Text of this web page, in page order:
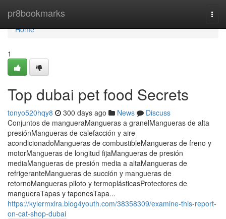
pr8bookmarks
Home
Home
1
Top dubai pet food Secrets
tonyo520hqy8 300 days ago News
Discuss
Conjuntos de mangueraMangueras a granelMangueras de alta
presiónMangueras de calefacción y aire
acondicionadoMangueras de combustibleMangueras de freno y
motorMangueras de longitud fijaMangueras de presión
mediaMangueras de presión media a altaMangueras de
refrigeranteMangueras de succión y mangueras de
retornoMangueras piloto y termoplásticasProtectores de
mangueraTapas y taponesTapa...
https://kylermxira.blog4youth.com/38358309/examine-this-report-
on-cat-shop-dubai